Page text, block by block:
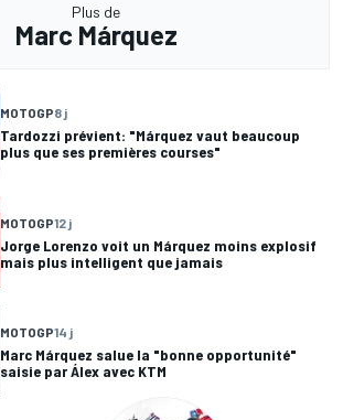
Plus de
Marc Márquez
MOTOGP8 j
Tardozzi prévient: "Márquez vaut beaucoup
plus que ses premières courses"
MOTOGP12 j
Jorge Lorenzo voit un Márquez moins explosif
mais plus intelligent que jamais
MOTOGP14 j
Marc Márquez salue la "bonne opportunité"
saisie par Álex avec KTM